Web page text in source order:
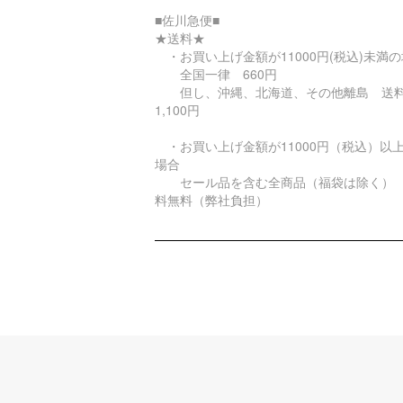
■佐川急便■
★送料★
・お買い上げ金額が11000円(税込)未満
全国一律 660円
但し、沖縄、北海道、その他離島 送
1,100円
・お買い上げ金額が11000円（税込）以
場合
セール品を含む全商品（福袋は除く
料無料（弊社負担）